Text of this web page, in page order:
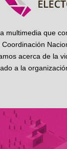
multimedia que
acerca de la
a la